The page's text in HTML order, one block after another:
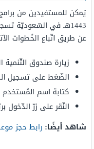
يُمكن للمستفيدين من
1443هـ في السّعوديّة
عن طريق اتّباع الخُطوات
زيارة صندوق التّنمية
الضّغط على تسجيل
كتابة اسم المُستخدم
النّقر على زرّ الدّخول
شاهد أيضًا: رابط حجز